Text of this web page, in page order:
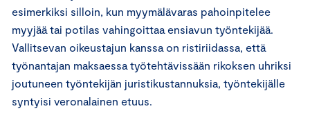
esimerkiksi silloin, kun myymälävaras pahoinpitelee
myyjää tai potilas vahingoittaa ensiavun työntekijää.
Vallitsevan oikeustajun kanssa on ristiriidassa, että
työnantajan maksaessa työtehtävissään rikoksen uhriksi
joutuneen työntekijän juristikustannuksia, työntekijälle
syntyisi veronalainen etuus.